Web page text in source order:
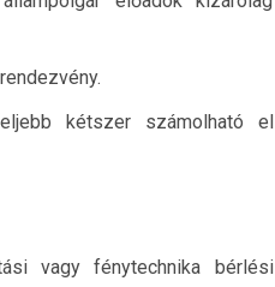
kétszer számolható el
vagy fénytechnika bérlési